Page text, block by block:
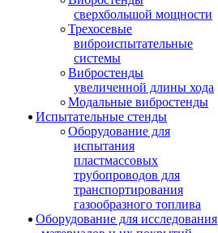
сверхбольшой мощности
Трехосевые
виброиспытательные
системы
Вибростенды
увеличенной длины хода
Модальные вибростенды
Испытательные стенды
Оборудование для
испытания
пластмассовых
трубопроводов для
транспортирования
газообразного топлива
Оборудование для исследования